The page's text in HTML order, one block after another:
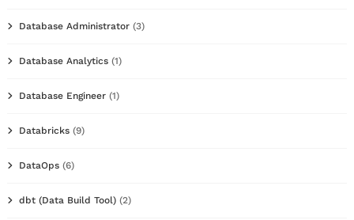
Database Administrator (3)
Database Analytics (1)
Database Engineer (1)
Databricks (9)
DataOps (6)
dbt (Data Build Tool) (2)